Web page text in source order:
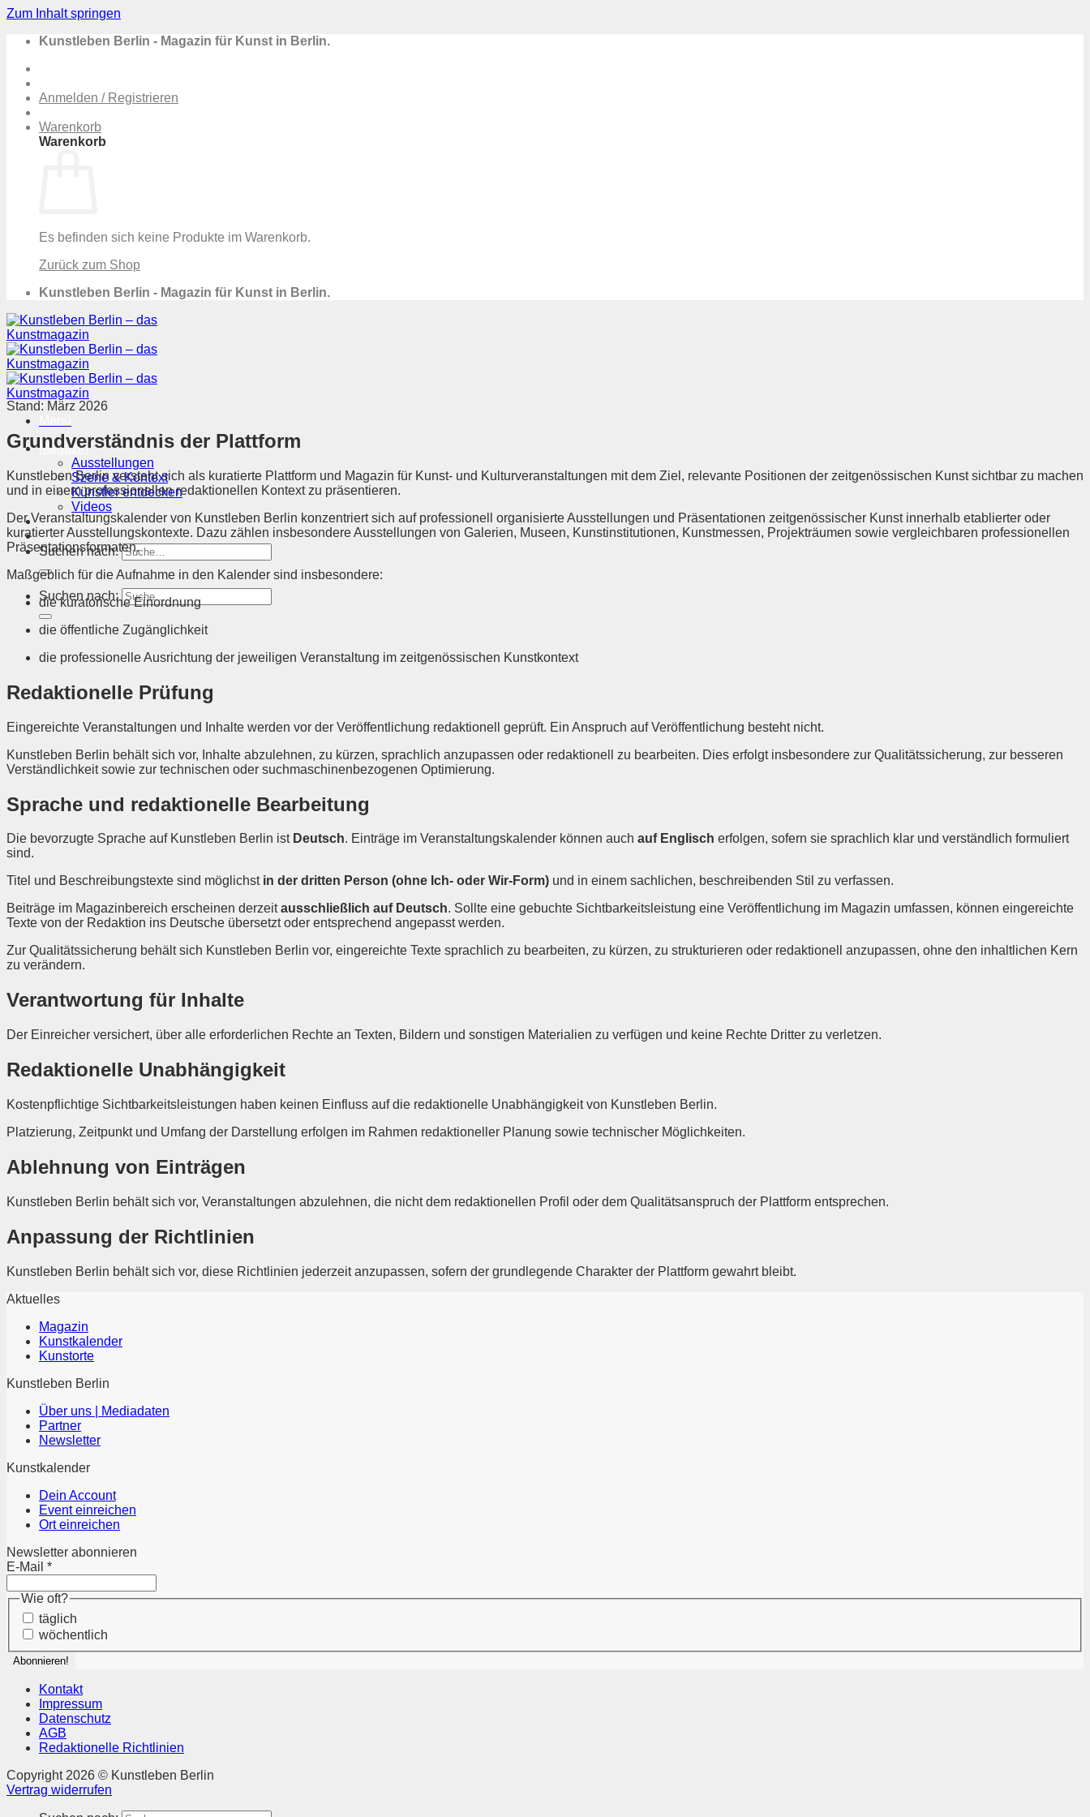
Zum Inhalt springen
Kunstleben Berlin - Magazin für Kunst in Berlin.
Anmelden / Registrieren
Warenkorb
Warenkorb
Es befinden sich keine Produkte im Warenkorb.
Zurück zum Shop
Kunstleben Berlin - Magazin für Kunst in Berlin.
Magazin
Ausstellungen
Szene & Kontext
Künstler entdecken
Videos
Kunstkalender
Orte
Suchen nach:
Suchen nach:
Stand: März 2026
Grundverständnis der Plattform
Kunstleben Berlin versteht sich als kuratierte Plattform und Magazin für Kunst- und Kulturveranstaltungen mit dem Ziel, relevante Positionen der zeitgenössischen Kunst sichtbar zu machen
und in einem professionellen redaktionellen Kontext zu präsentieren.
Der Veranstaltungskalender von Kunstleben Berlin konzentriert sich auf professionell organisierte Ausstellungen und Präsentationen zeitgenössischer Kunst innerhalb etablierter oder
kuratierter Ausstellungskontexte. Dazu zählen insbesondere Ausstellungen von Galerien, Museen, Kunstinstitutionen, Kunstmessen, Projekträumen sowie vergleichbaren professionellen
Präsentationsformaten.
Maßgeblich für die Aufnahme in den Kalender sind insbesondere:
die kuratorische Einordnung
die öffentliche Zugänglichkeit
die professionelle Ausrichtung der jeweiligen Veranstaltung im zeitgenössischen Kunstkontext
Redaktionelle Prüfung
Eingereichte Veranstaltungen und Inhalte werden vor der Veröffentlichung redaktionell geprüft. Ein Anspruch auf Veröffentlichung besteht nicht.
Kunstleben Berlin behält sich vor, Inhalte abzulehnen, zu kürzen, sprachlich anzupassen oder redaktionell zu bearbeiten. Dies erfolgt insbesondere zur Qualitätssicherung, zur besseren
Verständlichkeit sowie zur technischen oder suchmaschinenbezogenen Optimierung.
Sprache und redaktionelle Bearbeitung
Die bevorzugte Sprache auf Kunstleben Berlin ist Deutsch. Einträge im Veranstaltungskalender können auch auf Englisch erfolgen, sofern sie sprachlich klar und verständlich formuliert
sind.
Titel und Beschreibungstexte sind möglichst in der dritten Person (ohne Ich- oder Wir-Form) und in einem sachlichen, beschreibenden Stil zu verfassen.
Beiträge im Magazinbereich erscheinen derzeitausschließlich auf Deutsch. Sollte eine gebuchte Sichtbarkeitsleistung eine Veröffentlichung im Magazin umfassen, können eingereichte
Texte von der Redaktion ins Deutsche übersetzt oder entsprechend angepasst werden.
Zur Qualitätssicherung behält sich Kunstleben Berlin vor, eingereichte Texte sprachlich zu bearbeiten, zu kürzen, zu strukturieren oder redaktionell anzupassen, ohne den inhaltlichen Kern
zu verändern.
Verantwortung für Inhalte
Der Einreicher versichert, über alle erforderlichen Rechte an Texten, Bildern und sonstigen Materialien zu verfügen und keine Rechte Dritter zu verletzen.
Redaktionelle Unabhängigkeit
Kostenpflichtige Sichtbarkeitsleistungen haben keinen Einfluss auf die redaktionelle Unabhängigkeit von Kunstleben Berlin.
Platzierung, Zeitpunkt und Umfang der Darstellung erfolgen im Rahmen redaktioneller Planung sowie technischer Möglichkeiten.
Ablehnung von Einträgen
Kunstleben Berlin behält sich vor, Veranstaltungen abzulehnen, die nicht dem redaktionellen Profil oder dem Qualitätsanspruch der Plattform entsprechen.
Anpassung der Richtlinien
Kunstleben Berlin behält sich vor, diese Richtlinien jederzeit anzupassen, sofern der grundlegende Charakter der Plattform gewahrt bleibt.
Aktuelles
Magazin
Kunstkalender
Kunstorte
Kunstleben Berlin
Über uns | Mediadaten
Partner
Newsletter
Kunstkalender
Dein Account
Event einreichen
Ort einreichen
Newsletter abonnieren
E-Mail *
Wie oft?
täglich
wöchentlich
Kontakt
Impressum
Datenschutz
AGB
Redaktionelle Richtlinien
Copyright 2026 © Kunstleben Berlin
Vertrag widerrufen